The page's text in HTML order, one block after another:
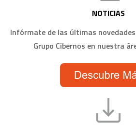
NOTICIAS
Infórmate de las últimas
Grupo Cibernos en nuestra